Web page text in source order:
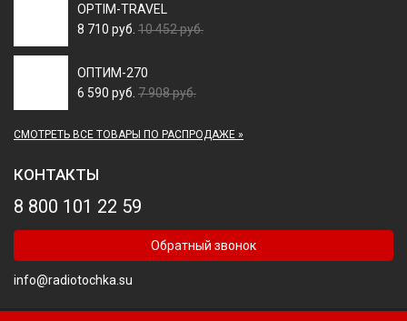
OPTIM-TRAVEL
8 710 руб. 10 452 руб.
ОПТИМ-270
6 590 руб. 7 908 руб.
СМОТРЕТЬ ВСЕ ТОВАРЫ ПО РАСПРОДАЖЕ »
КОНТАКТЫ
8 800 101 22 59
Обратный звонок
info@radiotochka.su